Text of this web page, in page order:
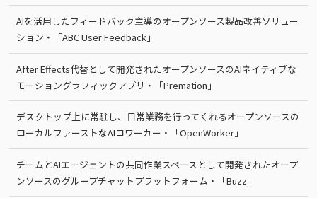
AIを活用したフィードバック主導のオープンソース製品改善ソリュー
ション・「ABC User Feedback」
After Effects代替として開発されたオープンソースのAIネイティブな
モーショングラフィックアプリ・「Premation」
デスクトップ上に常駐し、日常業務を行ってくれるオープンソースの
ローカルファーストなAIコワーカー・「OpenWorker」
チームとAIエージェントの共同作業スペースとして開発されたオープ
ンソースのグループチャットプラットフォーム・「Buzz」